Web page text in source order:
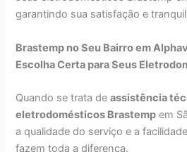
garantindo sua satisfação e
Brastemp no Seu Bairro em
Escolha Certa para Seus
Quando se trata deassistência
eletrodomésticos Brastemp em
a qualidade do serviço e a
fazem toda a diferença.